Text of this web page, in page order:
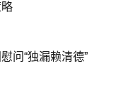
问“独漏赖清德”